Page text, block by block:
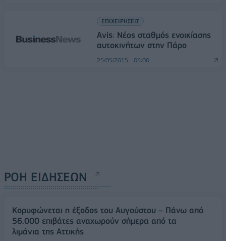
ΕΠΙΧΕΙΡΗΣΕΙΣ
Avis: Νέος σταθμός ενοικίασης
αυτοκινήτων στην Πάρο
25/05/2015 - 03:00
ΡΟΗ ΕΙΔΗΣΕΩΝ
Κορυφώνεται η έξοδος του Αυγούστου – Πάνω από
56.000 επιβάτες αναχωρούν σήμερα από τα
λιμάνια της Αττικής